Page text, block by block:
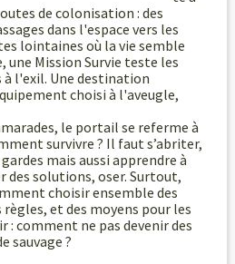
de colonisation : des
dans l'espace vers les
lointaines où la vie semble
une Mission Survie teste les
l'exil. Une destination
choisi à l'aveugle,
le portail se referme à
survivre ? Il faut s’abriter,
mais aussi apprendre à
des solutions, oser. Surtout,
choisir ensemble des
et des moyens pour les
: comment ne pas devenir des
sauvage ?